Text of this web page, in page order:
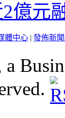
億元
體中心 | 發佈新